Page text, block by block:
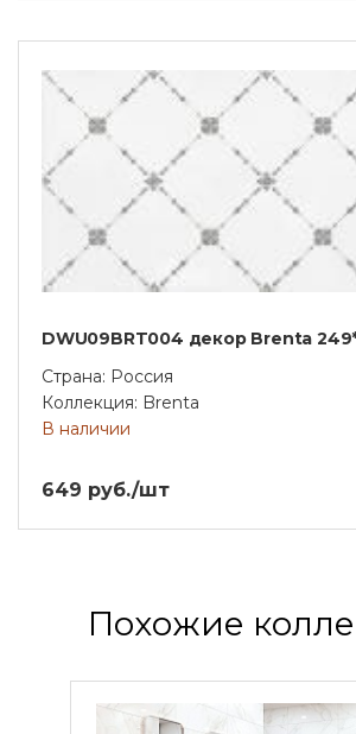
DWU09BRT004 декор Brenta
Страна: Россия
Коллекция: Brenta
В наличии
649 руб./шт
Похожие